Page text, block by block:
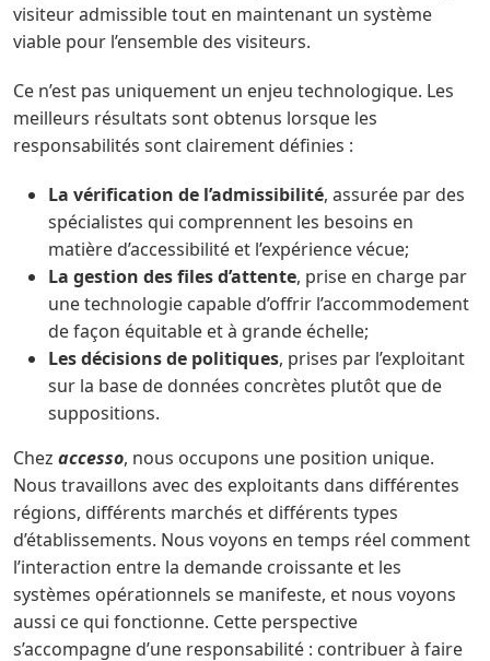
visiteur admissible tout en maintenant un système
viable pour l’ensemble des visiteurs.
Ce n’est pas uniquement un enjeu technologique. Les
meilleurs résultats sont obtenus lorsque les
responsabilités sont clairement définies :
La vérification de l’admissibilité, assurée par des
spécialistes qui comprennent les besoins en
matière d’accessibilité et l’expérience vécue;
La gestion des files d’attente, prise en charge par
une technologie capable d’offrir l’accommodement
de façon équitable et à grande échelle;
Les décisions de politiques, prises par l’exploitant
sur la base de données concrètes plutôt que de
suppositions.
Chez accesso, nous occupons une position unique.
Nous travaillons avec des exploitants dans différentes
régions, différents marchés et différents types
d’établissements. Nous voyons en temps réel comment
l’interaction entre la demande croissante et les
systèmes opérationnels se manifeste, et nous voyons
aussi ce qui fonctionne. Cette perspective
s’accompagne d’une responsabilité : contribuer à faire